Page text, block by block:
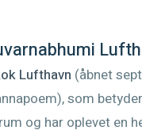
Lufthavn (åbnet
som
og har oplevet en